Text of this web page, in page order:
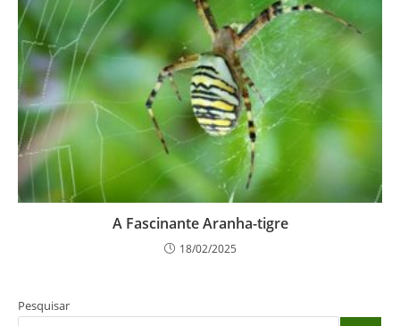
A Fascinante Aranha-tigre
18/02/2025
Pesquisar